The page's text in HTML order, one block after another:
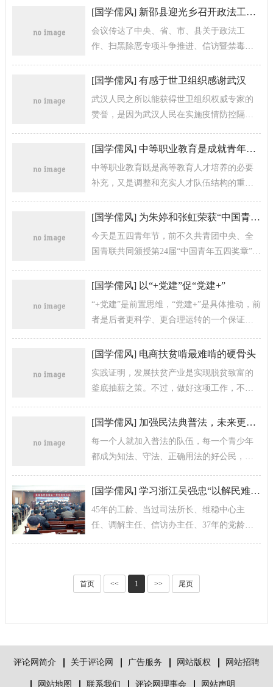
进，因“后浪”对当代年轻人有着...
[国学儒风] 新邵县迎光乡召开政法工作扫黑除恶专项斗争推进信访暨禁毒工作会
会议传达了中央、省、市、县关于政法工
作、扫黑除恶专项斗争推进、信访暨禁毒工
府的正确领导下，在乡、村两级，各部门和...
[国学儒风] 有感于世卫组织感谢武汉
武汉人民之所以能获得世卫组织权威专家的
赞誉，是因为武汉人民在实施疫情防控隔离
己各种利益的巨大牺牲为中国和世界阻断...
[国学儒风] 中等职业教育是成就青年梦想的摇篮
中等职业教育既是高等教育人才培养的必要
补充，又是调整和充实人才队伍结构的重要
计；中等职业教育既是人生职业技能的成...
[国学儒风] 为朱婷和张虹荣获“中国青年五四奖章”点赞
今天是五四青年节，前不久共青团中央、全
国青联共同颁授第24届“中国青年五四奖章”，
奥运冠军、中国女排队长朱婷，冬...
[国学儒风] 以“+党建”促“党建+”
“+党建”是前置思维，“党建+”是具体推动，前
者是后者更科学、更合理运转的一个保证。
项对接，挖掘“党建...
[国学儒风] 电商扶贫啃最难啃的硬骨头
实践证明，发展扶贫产业是实现脱贫致富的
釜底抽薪之策。不过，做好这项工作，不能
起来，即使勉强落了地，也是昙花一现。...
[国学儒风] 加强民法典普法，未来更美好
每一个人就加入普法的队伍，每一个青少年
都成为知法、守法、正确用法的好公民，祖
起行动吧！
[国学儒风] 学习浙江吴强忠“以解民难为天职”特殊典型人物
45年的工龄、当过司法所长、维稳中心主
任、调解主任、信访办主任、37年的党龄，
首页 << 1 >> 尾页
评论网简介 关于评论网 广告服务 网站版权 网站招聘
网站地图 联系我们 评论网理事会 网站声明